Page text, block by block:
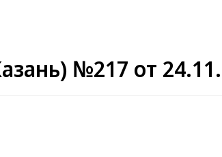
№217 от